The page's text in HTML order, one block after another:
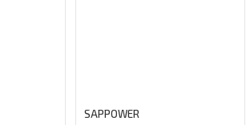
SAPPOWER